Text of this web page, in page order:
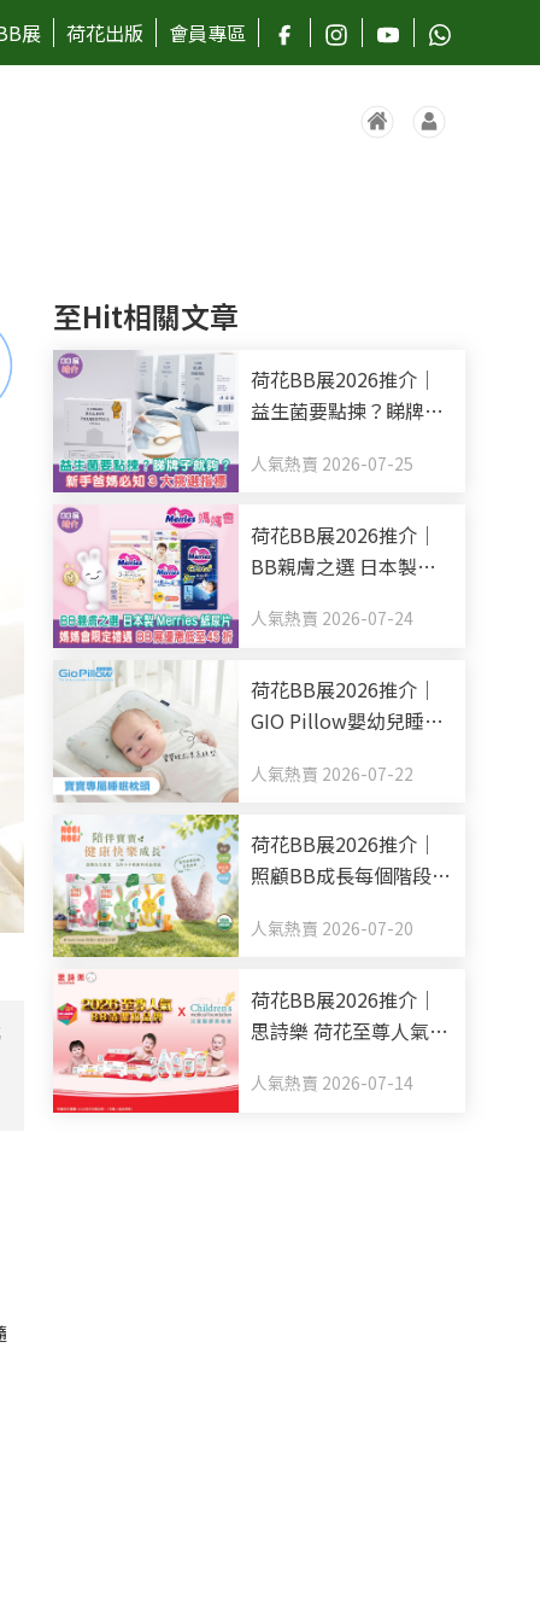
展 荷花出版 會員專區
至Hit相關文章
荷花BB展2026推介｜
益生菌要點揀？睇牌子
大挑選指標
人氣熱賣 2026-07-25
荷花BB展2026推介｜
BB親膚之選 日本製
限定禮遇 BB展優惠低
人氣熱賣 2026-07-24
荷花BB展2026推介｜
GIO Pillow嬰幼兒睡眠
車 全方面貼心呵護BB
人氣熱賣 2026-07-22
荷花BB展2026推介｜
照顧BB成長每個階段
零食副食品有機之選
人氣熱賣 2026-07-20
荷花BB展2026推介｜
思詩樂 荷花至尊人氣
媽媽福袋 一同為善最樂
人氣熱賣 2026-07-14